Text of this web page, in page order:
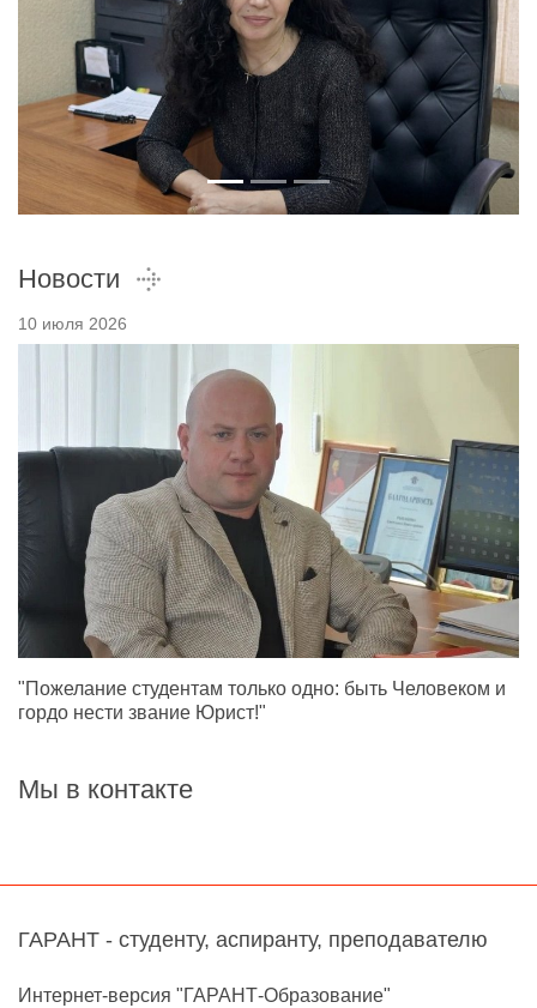
Новости
10 июля 2026
"Пожелание студентам только одно: быть Человеком и
гордо нести звание Юрист!"
Мы в контакте
ГАРАНТ - студенту, аспиранту, преподавателю
Интернет-версия "ГАРАНТ-Образование"